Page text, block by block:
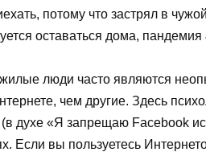
потому что застрял в
оставаться дома,
люди часто являются
чем другие. Здесь
духе «Я запрещаю Facebook
Если вы пользуетесь